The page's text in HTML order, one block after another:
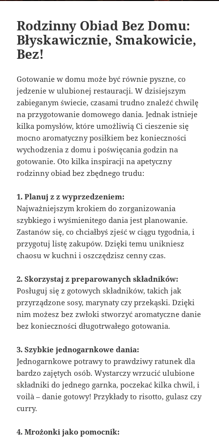
Rodzinny Obiad Bez Domu:
Błyskawicznie, Smakowicie,
Bez!
Gotowanie w domu może być równie pyszne, co
jedzenie w ulubionej restauracji. W dzisiejszym
zabieganym świecie, czasami trudno znaleźć chwilę
na przygotowanie domowego dania. Jednak istnieje
kilka pomysłów, które umożliwią Ci cieszenie się
mocno aromatyczny posiłkiem bez konieczności
wychodzenia z domu i poświęcania godzin na
gotowanie. Oto kilka inspiracji na apetyczny
rodzinny obiad bez zbędnego trudu:
1. Planuj z z wyprzedzeniem:
Najważniejszym krokiem do zorganizowania
szybkiego i wyśmienitego dania jest planowanie.
Zastanów się, co chciałbyś zjeść w ciągu tygodnia, i
przygotuj listę zakupów. Dzięki temu unikniesz
chaosu w kuchni i oszczędzisz cenny czas.
2. Skorzystaj z preparowanych składników:
Posługuj się z gotowych składników, takich jak
przyrządzone sosy, marynaty czy przekąski. Dzięki
nim możesz bez zwłoki stworzyć aromatyczne danie
bez konieczności długotrwałego gotowania.
3. Szybkie jednogarnkowe dania:
Jednogarnkowe potrawy to prawdziwy ratunek dla
bardzo zajętych osób. Wystarczy wrzucić ulubione
składniki do jednego garnka, poczekać kilka chwil, i
voilà – danie gotowy! Przykłady to risotto, gulasz czy
curry.
4. Mrożonki jako pomocnik: